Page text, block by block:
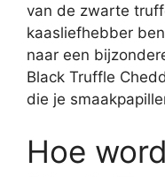
van de zwarte
kaasliefhebber
naar een
Black Truffle
die je
Hoe